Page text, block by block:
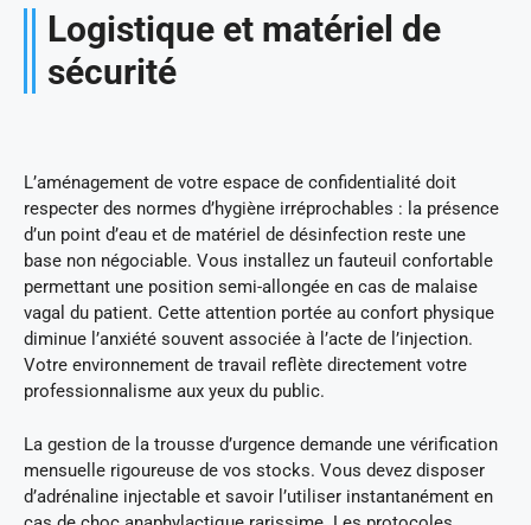
Logistique et matériel de
sécurité
L’aménagement de votre espace de confidentialité doit
respecter des normes d’hygiène irréprochables : la présence
d’un point d’eau et de matériel de désinfection reste une
base non négociable. Vous installez un fauteuil confortable
permettant une position semi-allongée en cas de malaise
vagal du patient. Cette attention portée au confort physique
diminue l’anxiété souvent associée à l’acte de l’injection.
Votre environnement de travail reflète directement votre
professionnalisme aux yeux du public.
La gestion de la trousse d’urgence demande une vérification
mensuelle rigoureuse de vos stocks. Vous devez disposer
d’adrénaline injectable et savoir l’utiliser instantanément en